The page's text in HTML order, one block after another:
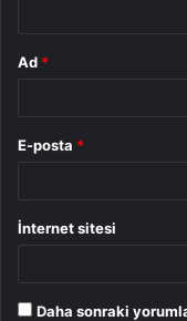
Ad *
E-posta *
İnternet sitesi
Daha sonraki